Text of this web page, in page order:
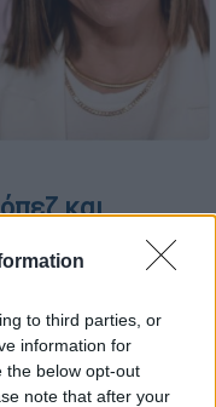
to third parties, or
information for
the below opt-out
note that after your
και
ξανά μαζί
σχέση με
παρά τον